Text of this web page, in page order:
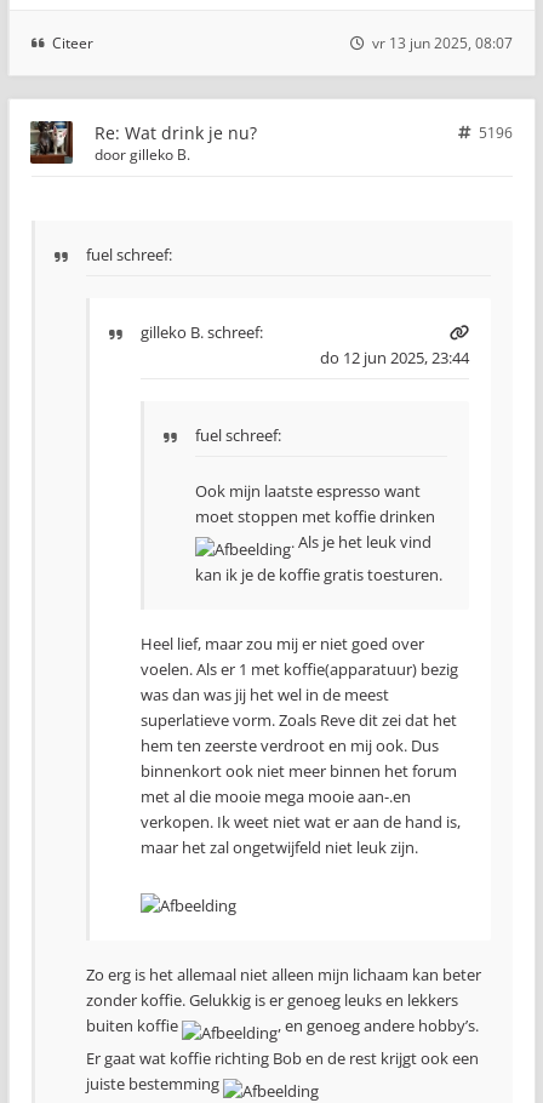
Citeer vr 13 jun 2025, 08:07
Re: Wat drink je nu?
5196
doorgilleko B.
fuel schreef:
gilleko B.schreef:
do 12 jun 2025, 23:44
fuel schreef:
Ook mijn laatste espresso want
moet stoppen met koffie drinken
. Als je het leuk vind
kan ik je de koffie gratis toesturen.
Heel lief, maar zou mij er niet goed over
voelen. Als er 1 met koffie(apparatuur) bezig
was dan was jij het wel in de meest
superlatieve vorm. Zoals Reve dit zei dat het
hem ten zeerste verdroot en mij ook. Dus
binnenkort ook niet meer binnen het forum
met al die mooie mega mooie aan-.en
verkopen. Ik weet niet wat er aan de hand is,
maar het zal ongetwijfeld niet leuk zijn.
Zo erg is het allemaal niet alleen mijn lichaam kan beter
zonder koffie. Gelukkig is er genoeg leuks en lekkers
buiten koffie
, en genoeg andere hobby’s.
Er gaat wat koffie richting Bob en de rest krijgt ook een
juiste bestemming